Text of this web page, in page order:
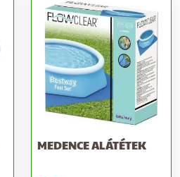
MEDENCE ALÁTÉTEK